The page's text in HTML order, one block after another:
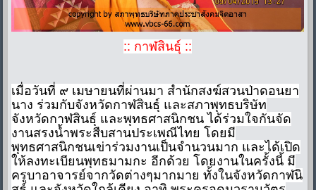
:: กาฬสินธุ์ ::
เมื่อวันที่ ๙ เมษายนที่ผ่านมา สำนักสงฆ์สวนป่าดอนยา
นาง ร่วมกับจังหวัดกาฬสินธุ์ และสภาพุทธบริษัท
จังหวัดกาฬสินธุ์ และพุทธศาสนิกชน ได้ร่วมใจกันจัด
งานสรงน้ำพระสืบสานประเพณีไทย โดยมี
พุทธศาสนิกชนเข่าร่วมงานเป็นจำนวนมาก และได้เปิด
ให้ลงทะเบียนพุทธมามกะ อีกด้วย โดยงานในครั้งนี้ มี
ครูบาอาจารย์จากวัดต่างๆมากมาย ทั้งในจังหวัดกาฬนิ